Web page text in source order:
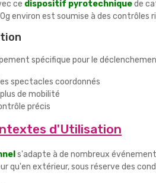
ce dispositif pyrotechniquede
environ est soumise à des
spécifique pour le
spectacles coordonnés
de mobilité
précis
d'Utilisation
s'adapte à de nombreux
qu'en extérieur, sous réserve des